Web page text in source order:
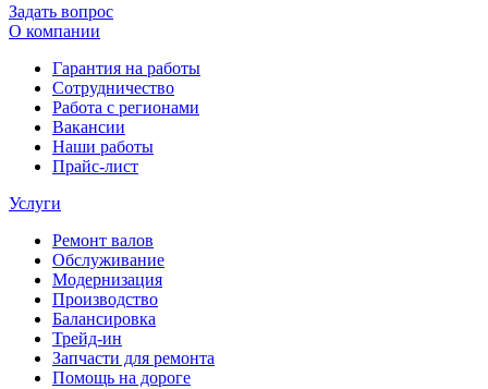
Задать вопрос
О компании
Гарантия на работы
Сотрудничество
Работа с регионами
Вакансии
Наши работы
Прайс-лист
Услуги
Ремонт валов
Обслуживание
Модернизация
Производство
Балансировка
Трейд-ин
Запчасти для ремонта
Помощь на дороге